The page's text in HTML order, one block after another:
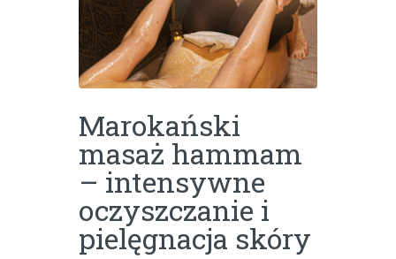
Marokański
masaż hammam
– intensywne
oczyszczanie i
pielęgnacja skóry